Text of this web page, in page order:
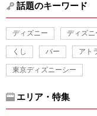
話題のキーワード
ディズニー ディズニ
くし バー アト
東京ディズニーシー
エリア・特集